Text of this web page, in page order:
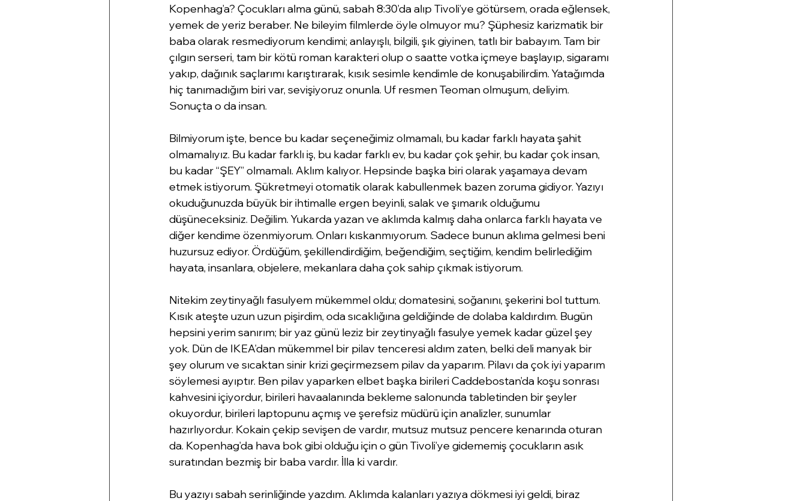
Kopenhag’a? Çocukları alma günü, sabah 8:30’da alıp Tivoli’ye götürsem, orada eğlensek,
yemek de yeriz beraber. Ne bileyim filmlerde öyle olmuyor mu? Şüphesiz karizmatik bir
baba olarak resmediyorum kendimi; anlayışlı, bilgili, şık giyinen, tatlı bir babayım. Tam bir
çılgın serseri, tam bir kötü roman karakteri olup o saatte votka içmeye başlayıp, sigaramı
yakıp, dağınık saçlarımı karıştırarak, kısık sesimle kendimle de konuşabilirdim. Yatağımda
hiç tanımadığım biri var, sevişiyoruz onunla. Uf resmen Teoman olmuşum, deliyim.
Sonuçta o da insan.
Bilmiyorum işte, bence bu kadar seçeneğimiz olmamalı, bu kadar farklı hayata şahit
olmamalıyız. Bu kadar farklı iş, bu kadar farklı ev, bu kadar çok şehir, bu kadar çok insan,
bu kadar “ŞEY” olmamalı. Aklım kalıyor. Hepsinde başka biri olarak yaşamaya devam
etmek istiyorum. Şükretmeyi otomatik olarak kabullenmek bazen zoruma gidiyor. Yazıyı
okuduğunuzda büyük bir ihtimalle ergen beyinli, salak ve şımarık olduğumu
düşüneceksiniz. Değilim. Yukarda yazan ve aklımda kalmış daha onlarca farklı hayata ve
diğer kendime özenmiyorum. Onları kıskanmıyorum. Sadece bunun aklıma gelmesi beni
huzursuz ediyor. Ördüğüm, şekillendirdiğim, beğendiğim, seçtiğim, kendim belirlediğim
hayata, insanlara, objelere, mekanlara daha çok sahip çıkmak istiyorum.
Nitekim zeytinyağlı fasulyem mükemmel oldu; domatesini, soğanını, şekerini bol tuttum.
Kısık ateşte uzun uzun pişirdim, oda sıcaklığına geldiğinde de dolaba kaldırdım. Bugün
hepsini yerim sanırım; bir yaz günü leziz bir zeytinyağlı fasulye yemek kadar güzel şey
yok. Dün de IKEA’dan mükemmel bir pilav tenceresi aldım zaten, belki deli manyak bir
şey olurum ve sıcaktan sinir krizi geçirmezsem pilav da yaparım. Pilavı da çok iyi yaparım
söylemesi ayıptır. Ben pilav yaparken elbet başka birileri Caddebostan’da koşu sonrası
kahvesini içiyordur, birileri havaalanında bekleme salonunda tabletinden bir şeyler
okuyordur, birileri laptopunu açmış ve şerefsiz müdürü için analizler, sunumlar
hazırlıyordur. Kokain çekip sevişen de vardır, mutsuz mutsuz pencere kenarında oturan
da. Kopenhag’da hava bok gibi olduğu için o gün Tivoli’ye gidememiş çocukların asık
suratından bezmiş bir baba vardır. İlla ki vardır.
Bu yazıyı sabah serinliğinde yazdım. Aklımda kalanları yazıya dökmesi iyi geldi, biraz